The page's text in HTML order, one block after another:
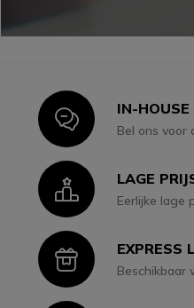
IconIN-HOUSE
Bel ons voor
IconLAGE
Eerlijke lage
IconEXPRESS
Beschikbaar